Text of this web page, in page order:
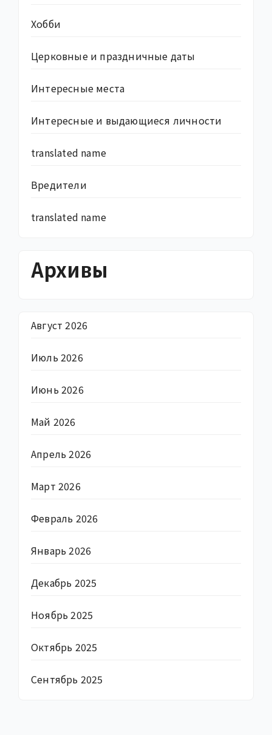
Хобби
Церковные и праздничные даты
Интересные места
Интересные и выдающиеся личности
translated name
Вредители
translated name
Архивы
Август 2026
Июль 2026
Июнь 2026
Май 2026
Апрель 2026
Март 2026
Февраль 2026
Январь 2026
Декабрь 2025
Ноябрь 2025
Октябрь 2025
Сентябрь 2025